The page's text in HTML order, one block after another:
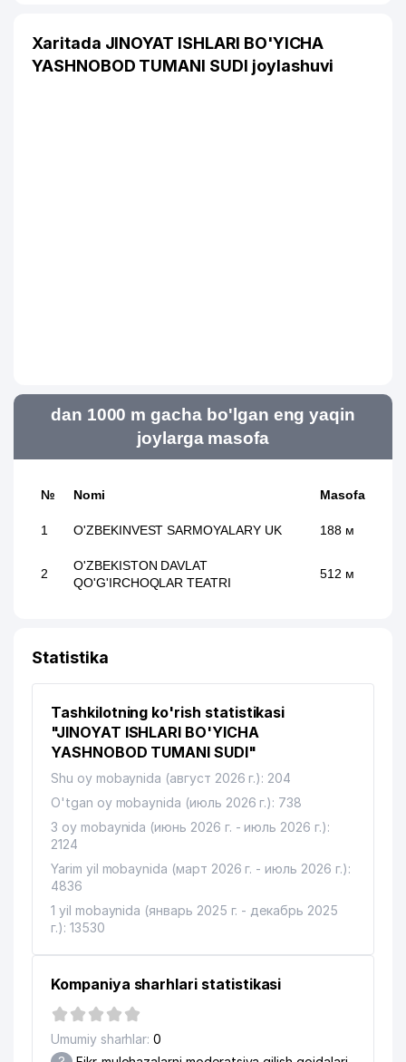
Xaritada JINOYAT ISHLARI BO'YICHA
YASHNOBOD TUMANI SUDI joylashuvi
dan 1000 m gacha bo'lgan eng yaqin
joylarga masofa
№ Nomi Masofa
1 O'ZBEKINVEST SARMOYALARY UK 188 м
2
O'ZBEKISTON DAVLAT
QO'G'IRCHOQLAR TEATRI
512 м
Statistika
Tashkilotning ko'rish statistikasi
"JINOYAT ISHLARI BO'YICHA
YASHNOBOD TUMANI SUDI"
Shu oy mobaynida (август 2026 г.): 204
O'tgan oy mobaynida (июль 2026 г.): 738
3 oy mobaynida (июнь 2026 г. - июль 2026 г.):
2124
Yarim yil mobaynida (март 2026 г. - июль 2026 г.):
4836
1 yil mobaynida (январь 2025 г. - декабрь 2025
г.): 13530
Kompaniya sharhlari statistikasi
Umumiy sharhlar: 0